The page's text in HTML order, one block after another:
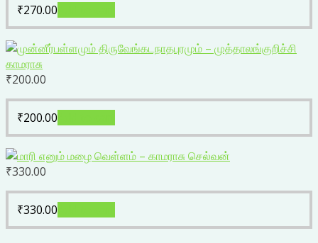
₹270.00
₹200.00
₹200.00
₹330.00
₹330.00